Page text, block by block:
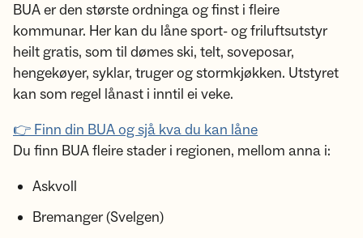
BUA er den største ordninga og finst i fleire
kommunar. Her kan du låne sport- og friluftsutstyr
heilt gratis, som til dømes ski, telt, soveposar,
hengekøyer, syklar, truger og stormkjøkken. Utstyret
kan som regel lånast i inntil ei veke.
👉 Finn din BUA og sjå kva du kan låne
Du finn BUA fleire stader i regionen, mellom anna i:
Askvoll
Bremanger (Svelgen)